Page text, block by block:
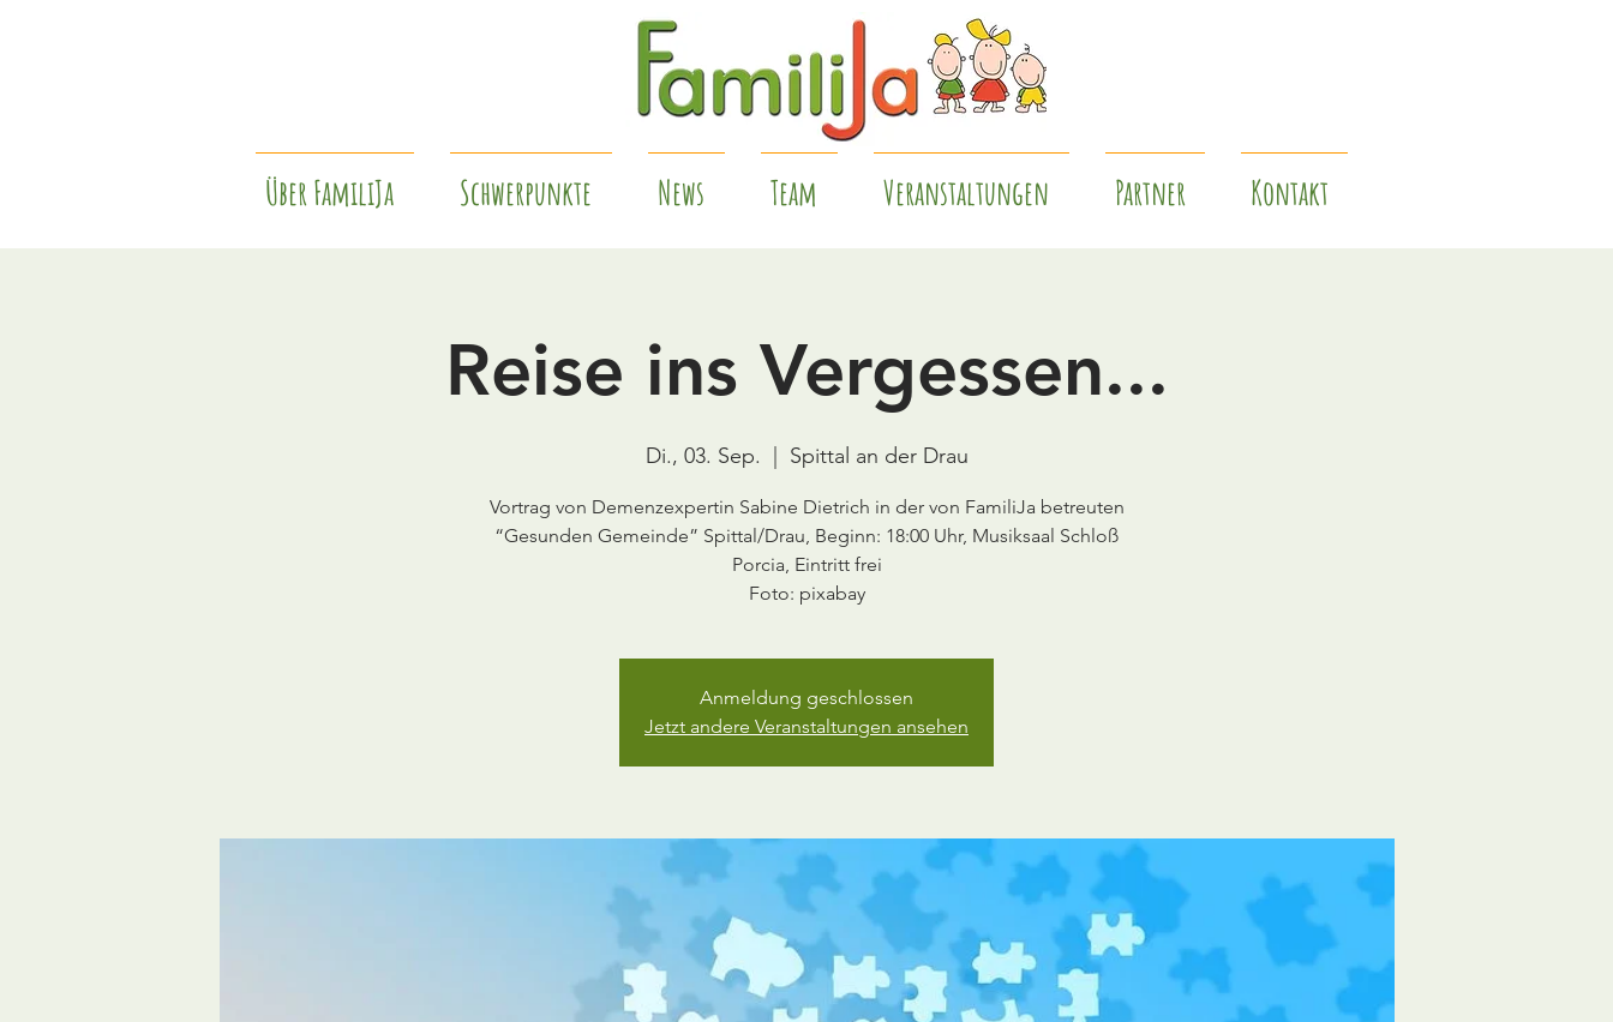
Über FamiliJa Schwerpunkte News Team Veranstaltungen Partner Kontakt
Reise ins Vergessen...
Di., 03. Sep. Spittal an der Drau
Vortrag von Demenzexpertin Sabine Dietrich in der von FamiliJa betreuten
“Gesunden Gemeinde” Spittal/Drau, Beginn: 18:00 Uhr, Musiksaal Schloß
Porcia, Eintritt frei
Foto: pixabay
Anmeldung geschlossen
Jetzt andere Veranstaltungen ansehen